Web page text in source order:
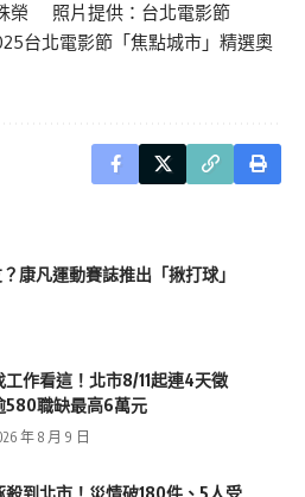
榮 照片提供：台北電影節
台北電影節「焦點城市」精選奧
康凡運動賽誌推出「揪打球」
工作看這！北市8/11起連4天徵
職缺最高6萬元
年 8 月 9 日
殺到北市！災情破180件、5人受